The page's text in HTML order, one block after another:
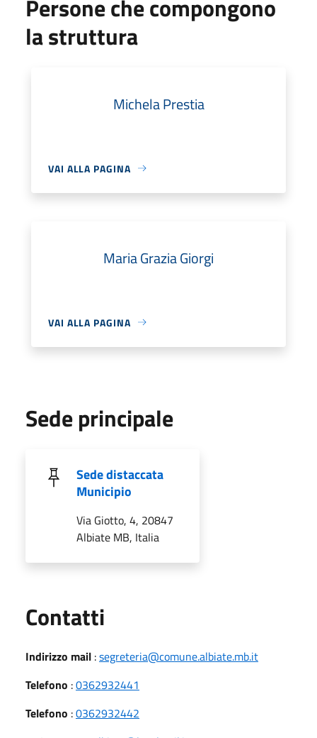
Persone che compongono
la struttura
Michela Prestia
VAI ALLA PAGINA
Maria Grazia Giorgi
VAI ALLA PAGINA
Sede principale
Sede distaccata
Municipio
Via Giotto, 4, 20847
Albiate MB, Italia
Contatti
Indirizzo mail :segreteria@comune.albiate.mb.it
Telefono :0362932441
Telefono :0362932442